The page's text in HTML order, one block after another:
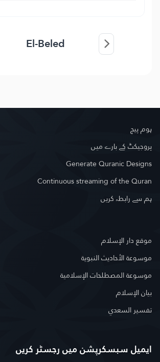
El-Beled
ہوم پیج
پروجیکٹ کے بارے میں
Generate Quranic Designs
Continuous streaming of the Quran
ہم سے رابطہ کریں
موقع دار الإسلام
موسوعة الأحاديث النبوية
موسوعة المصطلحات الإسلامية
بيان الإسلام
تفسير السعدي
ایمیل سبسکرپشن میں رجسٹر کریں